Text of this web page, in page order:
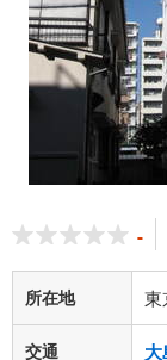
-
所在地 東
交通